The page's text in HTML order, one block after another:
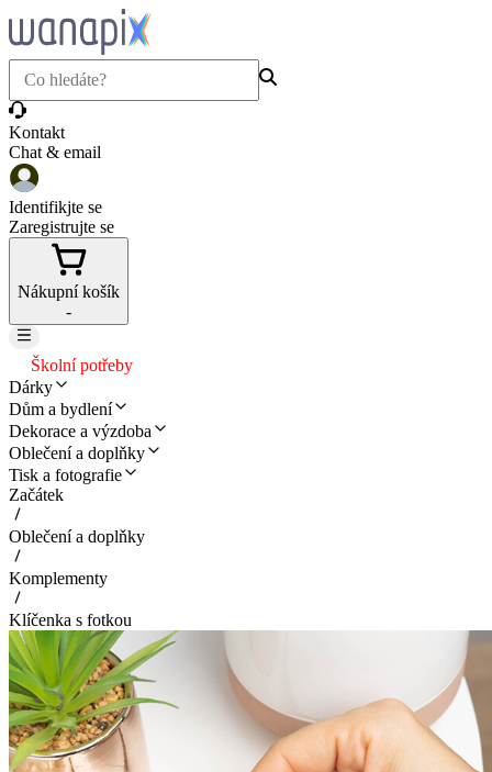
Kontakt
Chat & email
Identifikjte se
Zaregistrujte se
Nákupní košík
-
Školní potřeby
Dárky
Dům a bydlení
Dekorace a výzdoba
Oblečení a doplňky
Tisk a fotografie
Začátek
Oblečení a doplňky
Komplementy
Klíčenka s fotkou